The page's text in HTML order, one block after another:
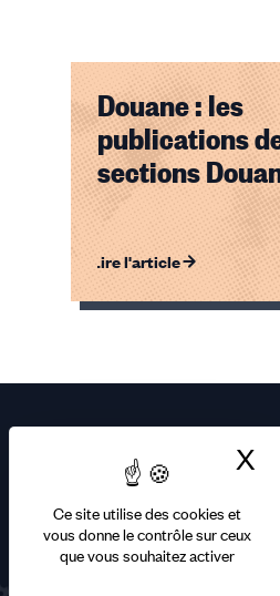
Ce site utilise des cookies et
vous donne le contrôle sur ceux
que vous souhaitez activer
X
Douane : les
publications
sections
Lire l'article
Éléments
accessibles